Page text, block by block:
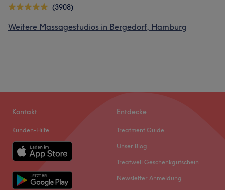
(3908)
Weitere Massagestudios in Bergedorf, Hamburg
Kontakt
Kunden-Hilfe
Entdecke
Treatment Guide
Unser Blog
Treatwell Geschenkgutschein
Newsletter Anmeldung